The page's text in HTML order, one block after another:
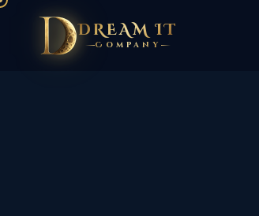
DREAM IT
Company